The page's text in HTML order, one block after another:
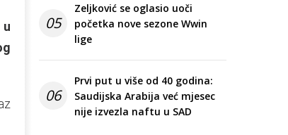
u
05
Zeljković se oglasio uoči
početka nove sezone Wwin
lige
06
Prvi put u više od 40 godina:
Saudijska Arabija već mjesec
nije izvezla naftu u SAD